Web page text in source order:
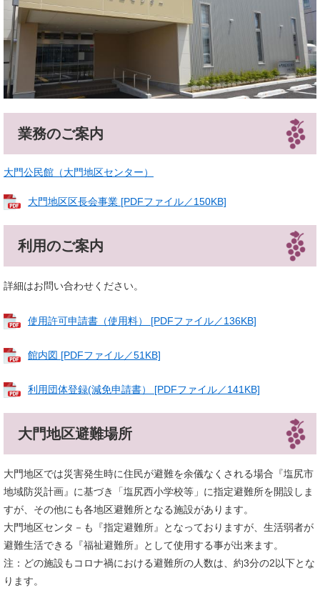
業務のご案内
大門公民館（大門地区センター）
大門地区区長会事業 [PDFファイル／150KB]
利用のご案内
詳細はお問い合わせください。
使用許可申請書（使用料） [PDFファイル／136KB]
館内図 [PDFファイル／51KB]
利用団体登録(減免申請書） [PDFファイル／141KB]
大門地区避難場所
大門地区では災害発生時に住民が避難を余儀なくされる場合『塩尻市
地域防災計画』に基づき「塩尻西小学校等」に指定避難所を開設しま
すが、その他にも各地区避難所となる施設があります。
大門地区センタ－も『指定避難所』となっておりますが、生活弱者が
避難生活できる『福祉避難所』として使用する事が出来ます。
注：どの施設もコロナ禍における避難所の人数は、約3分の2以下とな
ります。